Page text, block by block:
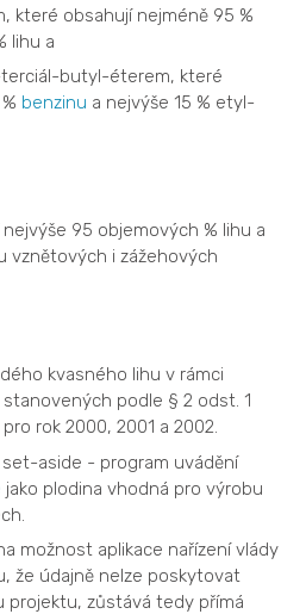
které obsahují nejméně 95 %
lihu a
butyl-éterem, které
benzinu a nejvýše 15 % etyl-
95 objemových % lihu a
vznětových i zážehových
kvasného lihu v rámci
podle § 2 odst. 1
pro rok 2000, 2001 a 2002.
set-aside - program uvádění
jako plodina vhodná pro výrobu
možnost aplikace nařízení vlády
že údajně nelze poskytovat
projektu, zůstává tedy přímá